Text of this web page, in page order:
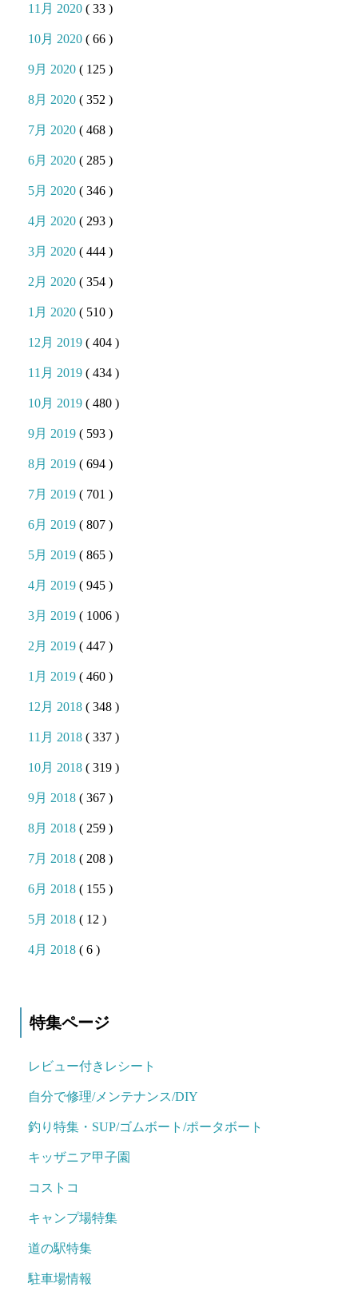
11月 2020( 33 )
10月 2020( 66 )
9月 2020( 125 )
8月 2020( 352 )
7月 2020( 468 )
6月 2020( 285 )
5月 2020( 346 )
4月 2020( 293 )
3月 2020( 444 )
2月 2020( 354 )
1月 2020( 510 )
12月 2019( 404 )
11月 2019( 434 )
10月 2019( 480 )
9月 2019( 593 )
8月 2019( 694 )
7月 2019( 701 )
6月 2019( 807 )
5月 2019( 865 )
4月 2019( 945 )
3月 2019( 1006 )
2月 2019( 447 )
1月 2019( 460 )
12月 2018( 348 )
11月 2018( 337 )
10月 2018( 319 )
9月 2018( 367 )
8月 2018( 259 )
7月 2018( 208 )
6月 2018( 155 )
5月 2018( 12 )
4月 2018( 6 )
特集ページ
レビュー付きレシート
自分で修理/メンテナンス/DIY
釣り特集・SUP/ゴムボート/ポータボート
キッザニア甲子園
コストコ
キャンプ場特集
道の駅特集
駐車場情報